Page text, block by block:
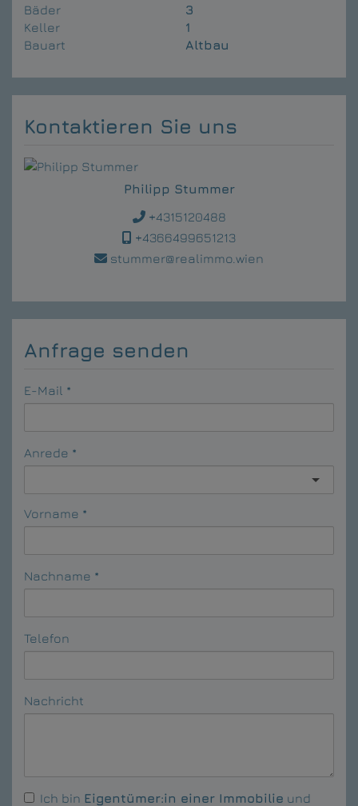
Bäder
3
Keller
1
Bauart
Altbau
Kontaktieren Sie uns
Philipp Stummer
+4315120488
+4366499651213
stummer@realimmo.wien
Anfrage senden
E-Mail
Anrede
Vorname
Nachname
Telefon
Nachricht
Ich bin Eigentümer:in einer Immobilie und